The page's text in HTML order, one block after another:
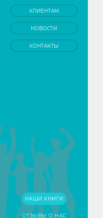
КЛИЕНТАМ
НОВОСТИ
КОНТАКТЫ
НАШИ КНИГИ
ОТЗЫВЫ О НАС